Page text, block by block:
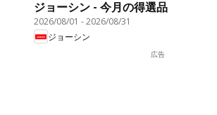
ジョーシン - 今月の得選品
2026/08/01 -2026/08/31
ジョーシン
広告